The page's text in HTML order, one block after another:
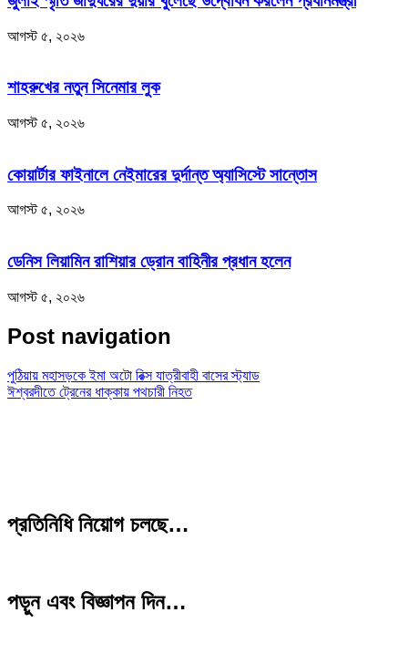
আগস্ট ৫, ২০২৬
শাহরুখের নতুন সিনেমার লুক
আগস্ট ৫, ২০২৬
কোয়ার্টার ফাইনালে নেইমারের দুর্দান্ত অ্যাসিস্টে সান্তোস
আগস্ট ৫, ২০২৬
ডেনিস লিয়ামিন রাশিয়ার ড্রোন বাহিনীর প্রধান হলেন
আগস্ট ৫, ২০২৬
Post navigation
পুঠিয়ায় মহাসড়কে ইমা অটো রিক্স যাত্রীবাহী বাসের স্ট্যাড
ঈশ্বরদীতে ট্রেনের ধাক্কায় পথচারী নিহত
প্রতিনিধি নিয়োগ চলছে…
পড়ুন এবং বিজ্ঞাপন দিন…